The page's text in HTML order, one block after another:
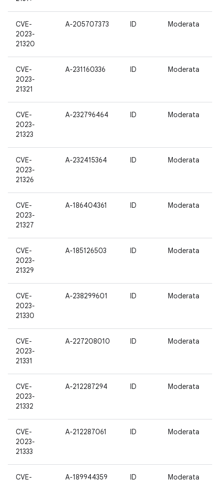
CVE-
2023-
21320
A-205707373 ID Moderata
CVE-
2023-
21321
A-231160336 ID Moderata
CVE-
2023-
21323
A-232796464 ID Moderata
CVE-
2023-
21326
A-232415364 ID Moderata
CVE-
2023-
21327
A-186404361 ID Moderata
CVE-
2023-
21329
A-185126503 ID Moderata
CVE-
2023-
21330
A-238299601 ID Moderata
CVE-
2023-
21331
A-227208010 ID Moderata
CVE-
2023-
21332
A-212287294 ID Moderata
CVE-
2023-
21333
A-212287061 ID Moderata
CVE-
A-189944359 ID Moderata